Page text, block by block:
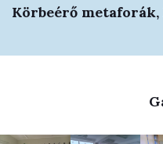
Körbeérő